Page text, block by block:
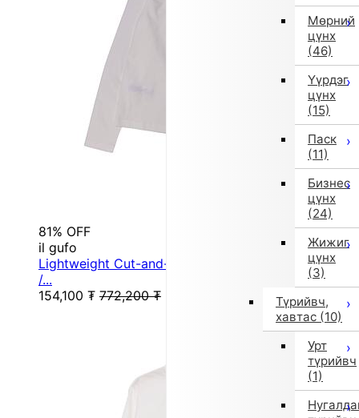
Мөрний
цүнх
(46)
Үүрдэг
цүнх
(15)
Паск
(11)
Бизнес
цүнх
(24)
Жижиг
цүнх
(3)
Түрийвч,
хавтас (10)
Урт
түрийвч
(1)
81% OFF
il gufo
Lightweight Cut-and-Sew Long Sleeve T (150 cm
/...
154,100 ₮ 772,200 ₮